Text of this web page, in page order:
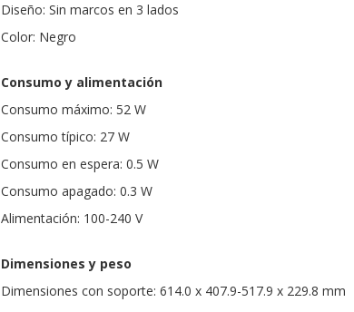
Diseño: Sin marcos en 3 lados
Color: Negro
Consumo y alimentación
Consumo máximo: 52 W
Consumo típico: 27 W
Consumo en espera: 0.5 W
Consumo apagado: 0.3 W
Alimentación: 100-240 V
Dimensiones y peso
Dimensiones con soporte: 614.0 x 407.9-517.9 x 229.8 mm